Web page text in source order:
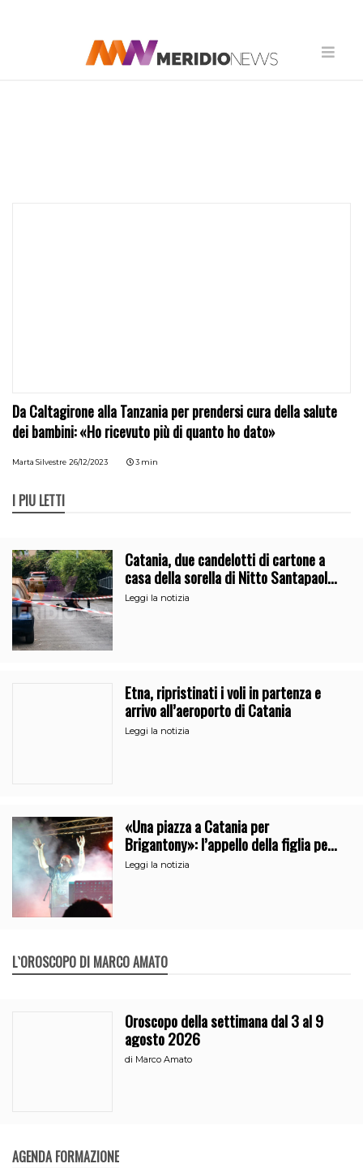
Da Caltagirone alla Tanzania per prendersi cura della salute
dei bambini: «Ho ricevuto più di quanto ho dato»
Marta Silvestre 26/12/2023 3 min
I PIÙ LETTI
Catania, due candelotti di cartone a
casa della sorella di Nitto Santapaola.
Le indagini
Leggi la notizia
Etna, ripristinati i voli in partenza e
arrivo all’aeroporto di Catania
Leggi la notizia
«Una piazza a Catania per
Brigantony»: l’appello della figlia per
la memoria del cantante popolare
Leggi la notizia
L`OROSCOPO DI MARCO AMATO
Oroscopo della settimana dal 3 al 9
agosto 2026
di Marco Amato
AGENDA FORMAZIONE